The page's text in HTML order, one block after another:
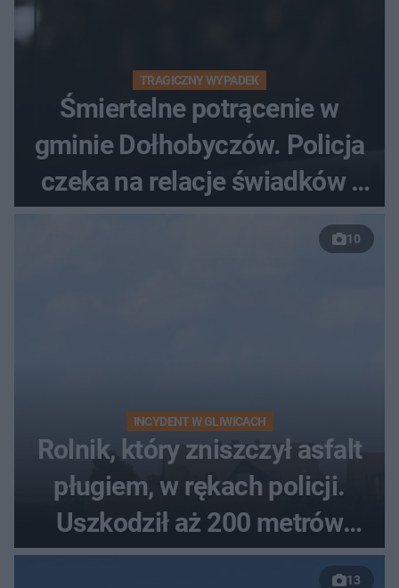
TRAGICZNY WYPADEK
Śmiertelne potrącenie w
gminie Dołhobyczów. Policja
czeka na relacje świadków i
nagrania z kamer
10
INCYDENT W GLIWICACH
Rolnik, który zniszczył asfalt
pługiem, w rękach policji.
Uszkodził aż 200 metrów
nowej drogi
13